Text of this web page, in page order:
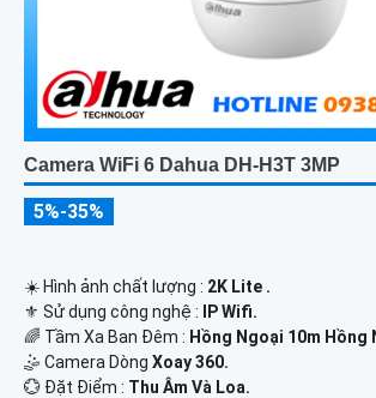
Camera WiFi 6 Dahua DH-H3T 3MP
5%-35%
☀️ Hình ảnh chất lượng : 2K Lite .
⚜️ Sử dụng công nghệ : IP Wifi.
🌈 Tầm Xa Ban Đêm : Hồng Ngoại 10m Hồng
🤹 Camera Dòng Xoay 360.
️💮 Đặt Điểm : Thu Âm Và Loa.